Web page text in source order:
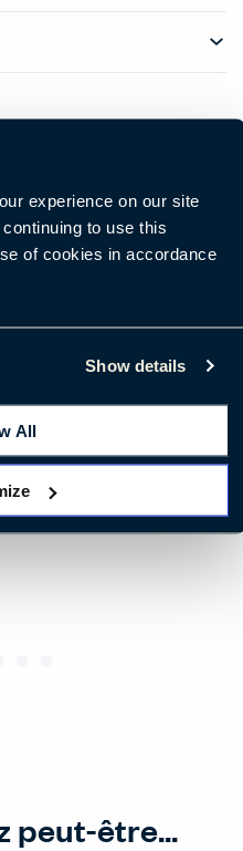
experience on our site
to use this
of cookies in accordance
Show details
All
peut-être...